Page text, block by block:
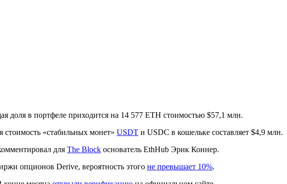
в портфеле приходится на 14 577 ETH стоимостью $57,1 млн.
«стабильных монет» USDT и USDC в кошельке составляет $4,9 млн.
для The Block основатель EthHub Эрик Коннер.
опционов Derive, вероятность этого не превышает 10%.